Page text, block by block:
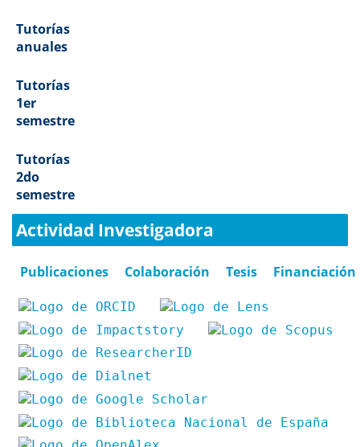
Tutorías
anuales
Tutorías
1er
semestre
Tutorías
2do
semestre
Actividad Investigadora
Publicaciones Colaboración Tesis Financiación